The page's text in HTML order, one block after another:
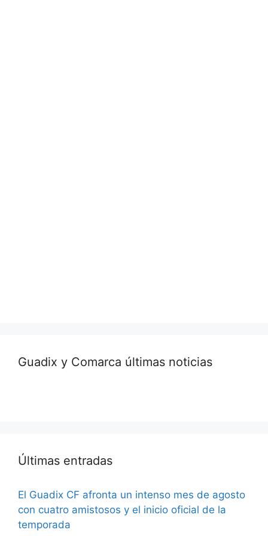
Guadix y Comarca últimas noticias
Últimas entradas
El Guadix CF afronta un intenso mes de agosto
con cuatro amistosos y el inicio oficial de la
temporada